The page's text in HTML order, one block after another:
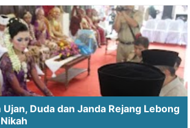
Ujan, Duda dan Janda Rejang Lebong